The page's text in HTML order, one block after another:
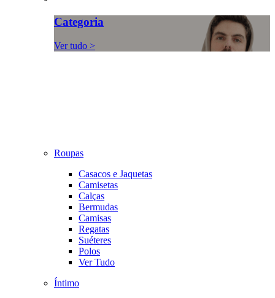
Categoria
Ver tudo >
Roupas
Casacos e Jaquetas
Camisetas
Calças
Bermudas
Camisas
Regatas
Suéteres
Polos
Ver Tudo
Íntimo